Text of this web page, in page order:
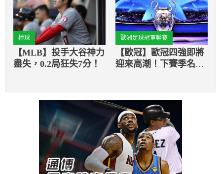
棒球
【MLB】投手大谷神力
盡失，0.2局狂失7分！
歐洲足球冠軍聯賽
【歐冠】歐冠四強即將
迎來高潮！下賽季名額